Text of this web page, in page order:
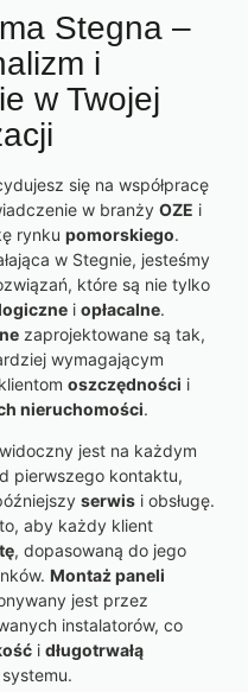
Stegna –
i
w Twojej
się na współpracę
w branży OZE i
rynku pomorskiego.
w Stegnie, jesteśmy
które są nie tylko
i opłacalne.
zaprojektowane są tak,
wymagającym
oszczędności i
nieruchomości.
jest na każdym
pierwszego kontaktu,
serwisi obsługę.
aby każdy klient
, dopasowaną do jego
Montaż paneli
jest przez
instalatorów, co
i długotrwałą